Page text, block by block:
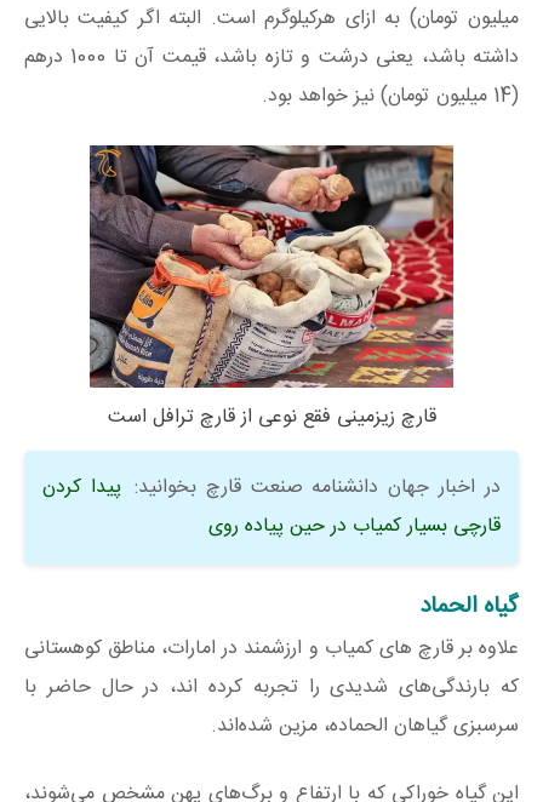
میلیون تومان) به ازای هرکیلوگرم است. البته اگر کیفیت بالایی
داشته باشد، یعنی درشت و تازه باشد، قیمت آن تا 1000 درهم
(14 میلیون تومان) نیز خواهد بود.
قارچ زیزمینی فقع نوعی از قارچ ترافل است
در اخبار جهان دانشنامه صنعت قارچ بخوانید: پیدا کردن
قارچی بسیار کمیاب در حین پیاده روی
گیاه الحماد
علاوه بر قارچ‌ های کمیاب و ارزشمند در امارات، مناطق کوهستانی
که بارندگی‌های شدیدی را تجربه کرده اند، در حال حاضر با
سرسبزی گیاهان الحماده، مزین شده‌اند.
این گیاه خوراکی که با ارتفاع و برگ‌های پهن مشخص می‌شوند،